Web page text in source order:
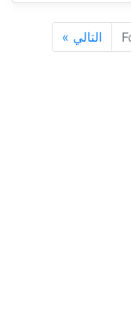
التالي »